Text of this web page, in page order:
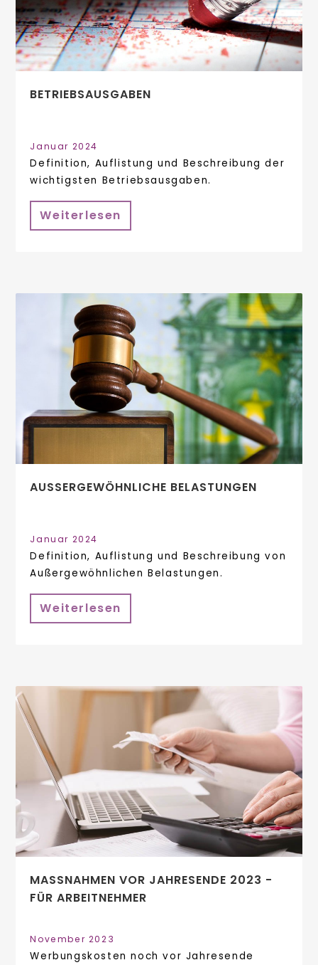
BETRIEBSAUSGABEN
Januar 2024
Definition, Auflistung und Beschreibung der
wichtigsten Betriebsausgaben.
Weiterlesen
AUSSERGEWÖHNLICHE BELASTUNGEN
Januar 2024
Definition, Auflistung und Beschreibung von
Außergewöhnlichen Belastungen.
Weiterlesen
MASSNAHMEN VOR JAHRESENDE 2023 - F
ÜR ARBEITNEHMER
November 2023
Werbungskosten noch vor Jahresende